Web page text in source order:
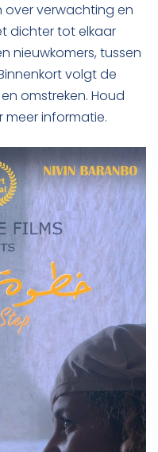
verwachting en
dichter tot elkaar
nieuwkomers, tussen
volgt de
omstreken. Houd
informatie.